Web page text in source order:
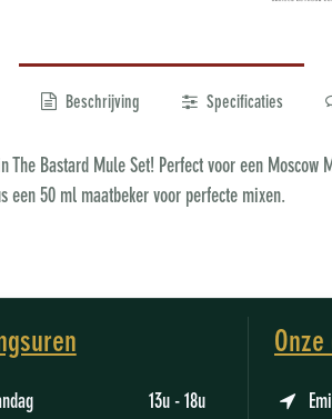
Beschrijving Specificaties
The Bastard Mule Set! Perfect voor een
een 50 ml maatbeker voor perfecte mixen.
13u - 18u